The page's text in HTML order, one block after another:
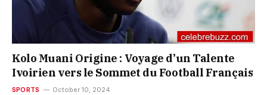
Kolo Muani Origine : Voyage d’un Talente
Ivoirien vers le Sommet du Football Français
SPORTS October 10, 2024